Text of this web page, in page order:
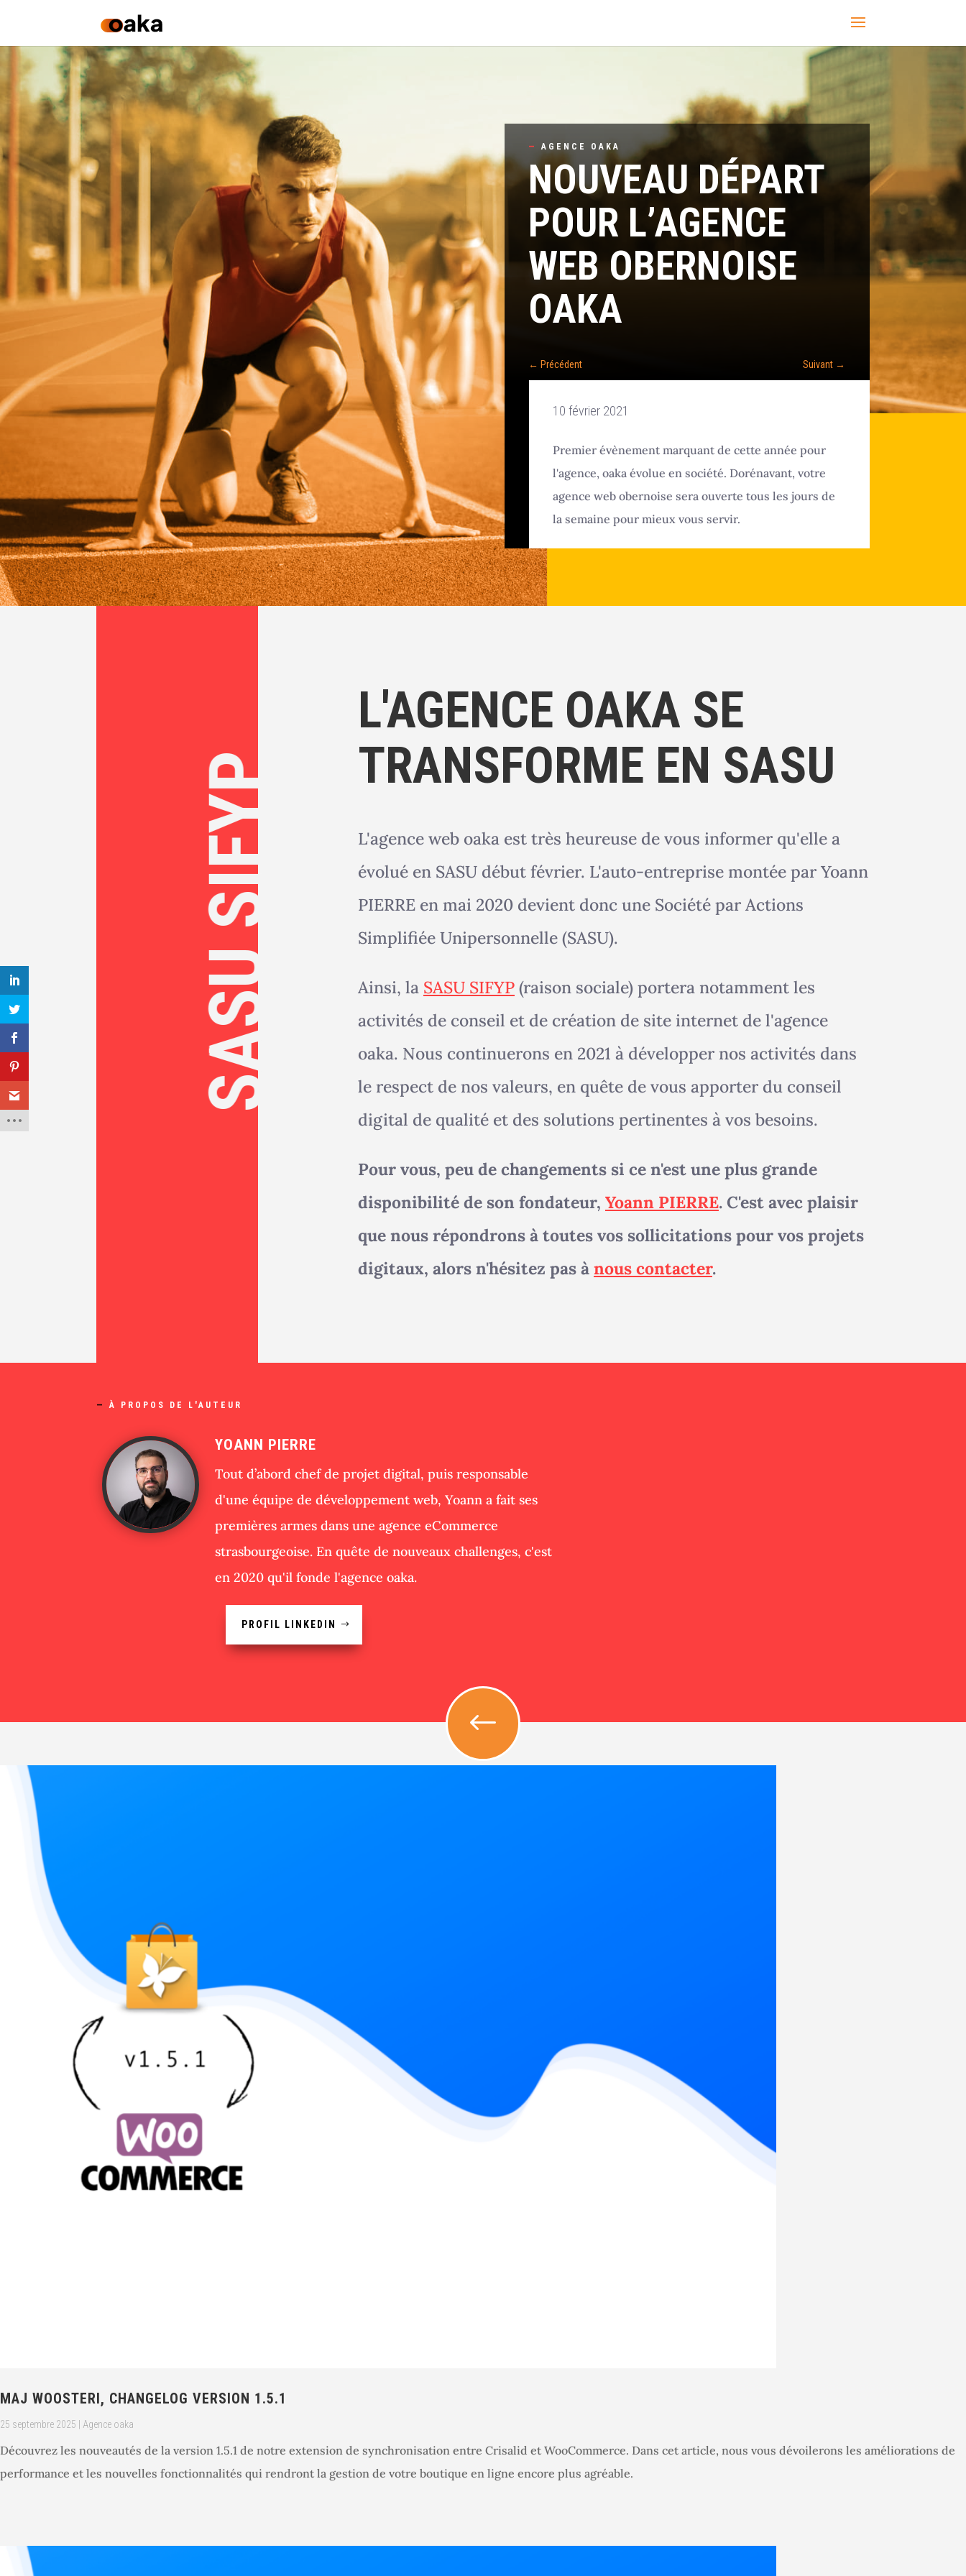
— AGENCE OAKA
NOUVEAU DÉPART
POUR L’AGENCE
WEB OBERNOISE
OAKA
← Précédent Suivant→
10 février 2021
Premier évènement marquant de cette année pour
l'agence, oaka évolue en société. Dorénavant, votre
agence web obernoise sera ouverte tous les jours de
la semaine pour mieux vous servir.
SASU SIFYP
L'AGENCE OAKA SE
TRANSFORME EN SASU
L'agence web oaka est très heureuse de vous informer qu'elle a
évolué en SASU début février. L'auto-entreprise montée par Yoann
PIERRE en mai 2020 devient donc une Société par Actions
Simplifiée Unipersonnelle (SASU).
Ainsi, la SASU SIFYP(raison sociale) portera notamment les
activités de conseil et de création de site internet de l'agence
oaka. Nous continuerons en 2021 à développer nos activités dans
le respect de nos valeurs, en quête de vous apporter du conseil
digital de qualité et des solutions pertinentes à vos besoins.
Pour vous, peu de changements si ce n'est une plus grande
disponibilité de son fondateur, Yoann PIERRE. C'est avec plaisir
que nous répondrons à toutes vos sollicitations pour vos projets
digitaux, alors n'hésitez pas à nous contacter.
— À PROPOS DE L'AUTEUR
YOANN PIERRE
Tout d’abord chef de projet digital, puis responsable
d'une équipe de développement web, Yoann a fait ses
premières armes dans une agence eCommerce
strasbourgeoise. En quête de nouveaux challenges, c'est
en 2020 qu'il fonde l'agence oaka.
PROFIL LINKEDIN
#
MAJ WOOSTERI, CHANGELOG VERSION 1.5.1
25 septembre 2025 | Agence oaka
Découvrez les nouveautés de la version 1.5.1 de notre extension de synchronisation entre Crisalid et WooCommerce. Dans cet article, nous vous dévoilerons les améliorations de
performance et les nouvelles fonctionnalités qui rendront la gestion de votre boutique en ligne encore plus agréable.